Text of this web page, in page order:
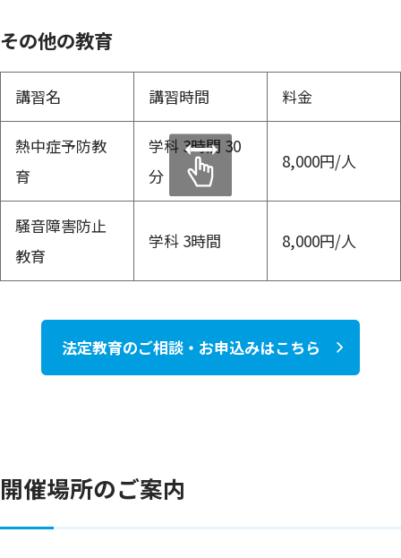
その他の教育
講習名 講習時間 料金
熱中症予防教
育
学科 3時間 30
分
8,000円/人
騒音障害防止
教育
学科 3時間 8,000円/人
法定教育のご相談・お申込みはこちら
開催場所のご案内